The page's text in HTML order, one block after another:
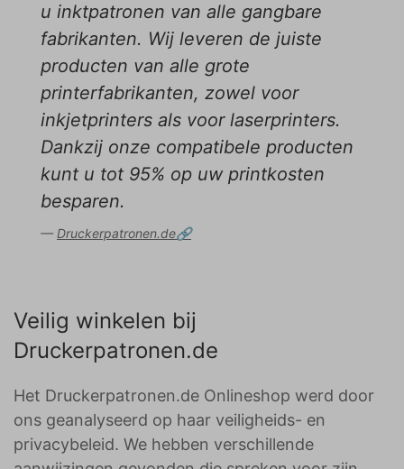
u inktpatronen van alle gangbare
fabrikanten. Wij leveren de juiste
producten van alle grote
printerfabrikanten, zowel voor
inkjetprinters als voor laserprinters.
Dankzij onze compatibele producten
kunt u tot 95% op uw printkosten
besparen.
Druckerpatronen.de
Veilig winkelen bij
Druckerpatronen.de
Het Druckerpatronen.de Onlineshop werd door
ons geanalyseerd op haar veiligheids- en
privacybeleid. We hebben verschillende